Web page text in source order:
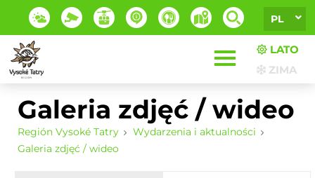
PL
LATO
ZIMA
Galeria zdjęć / wideo
Región Vysoké Tatry
Wydarzenia i aktualności
Galeria zdjęć / wideo